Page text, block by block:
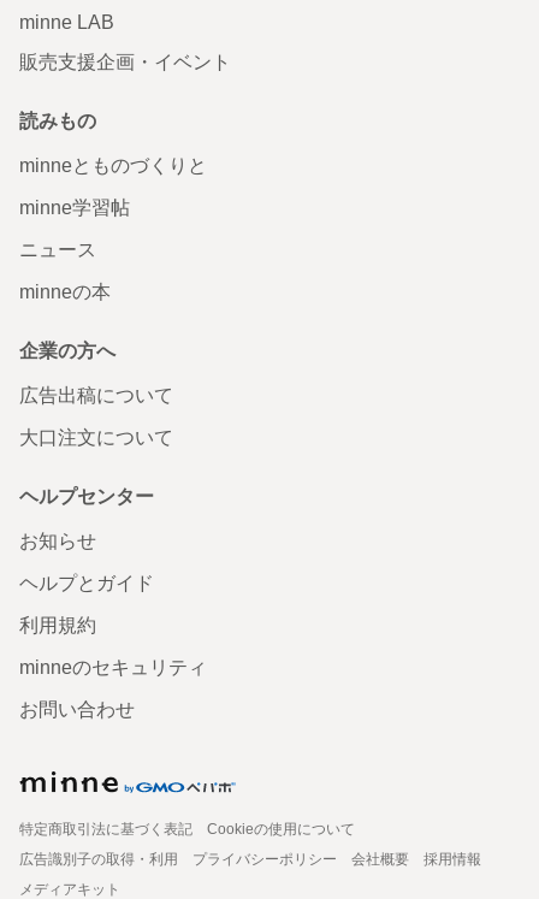
minne LAB
販売支援企画・イベント
読みもの
minneとものづくりと
minne学習帖
ニュース
minneの本
企業の方へ
広告出稿について
大口注文について
ヘルプセンター
お知らせ
ヘルプとガイド
利用規約
minneのセキュリティ
お問い合わせ
特定商取引法に基づく表記
Cookieの使用について
広告識別子の取得・利用
プライバシーポリシー 会社概要
採用情報
メディアキット